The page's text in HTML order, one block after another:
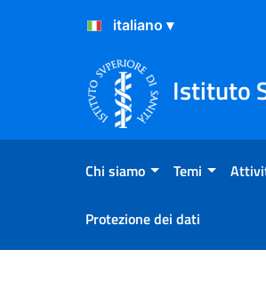
Salta al Contenuto
Salta al Footer
Istituto
Chi siamo Temi
Protezione dei dati